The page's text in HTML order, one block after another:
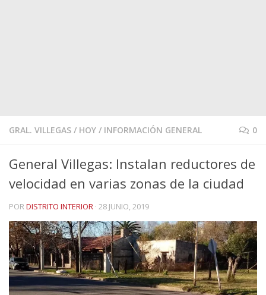
GRAL. VILLEGAS / HOY / INFORMACIÓN GENERAL 0
General Villegas: Instalan reductores de
velocidad en varias zonas de la ciudad
PORDISTRITO INTERIOR · 28 JUNIO, 2019